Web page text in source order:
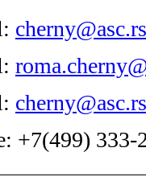
+7(499) 333-